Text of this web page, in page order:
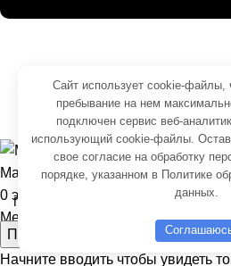
Согласие на обработку
Политика обработки
Поиск
Начните вводить чтобы увидеть
Магазин
0 элементов
Меню
Сайт использует cookie-файлы,
пребывание на нем
подключен сервис веб-
использующий cookie-файлы.
свое согласие на обработку
порядке, указанном в Политике
данных